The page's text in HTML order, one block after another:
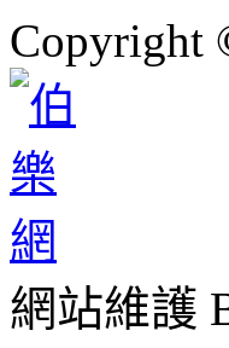
Copyright
網站維護